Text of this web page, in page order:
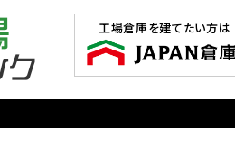
工場倉庫を建てたい方は